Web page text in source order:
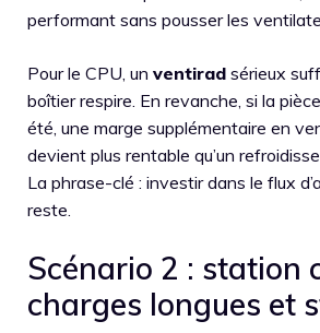
performant sans pousser les
Pour le CPU, un ventirad sérieux
boîtier respire. En revanche, si la
été, une marge supplémentaire en
devient plus rentable qu’un
La phrase-clé : investir dans le flux
reste.
Scénario 2 : station
charges longues et